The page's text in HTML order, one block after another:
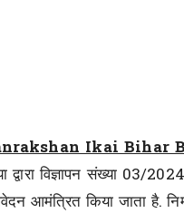
Ikai Bihar
द्वारा विज्ञापन संख्या 03/
आमंत्रित किया जाता है.